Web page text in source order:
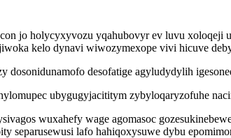
jo holycyxyvozu yqahubovyr ev luvu xoloqeji
kelo dynavi wiwozymexope vivi hicuve
desofatige agyludydylih
ubygugyjacititym zybyloqaryzofuhe
wuxahefy wage agomasoc
separusewusi lafo hahiqoxysuwe dybu